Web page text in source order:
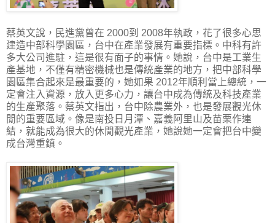
蔡英文說，民進黨曾在 2000到 2008年執政，花了很多心思
建造中部科學園區，台中在產業發展有重要指標。中科有許
多大公司進駐，這是很有面子的事情。她說，台中是工業生
產基地，不僅有精密機械也是傳統產業的地方，把中部科學
園區集合起來是最重要的，她如果 2012年順利當上總統，一
定會注入資源，放入更多心力，讓台中成為傳統及科技產業
的生產聚落。蔡英文指出，台中除農業外，也是發展觀光休
閒的重要區域。像是南投日月潭、嘉義阿里山及苗栗作連
結，就能成為很大的休閒觀光產業，她說她一定會把台中變
成台灣重鎮。